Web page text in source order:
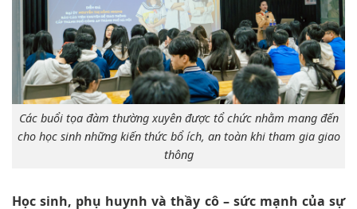
Các buổi tọa đàm thường xuyên được tổ chức nhằm mang đến
cho học sinh những kiến thức bổ ích, an toàn khi tham gia giao
thông
Học sinh, phụ huynh và thầy cô – sức mạnh của sự